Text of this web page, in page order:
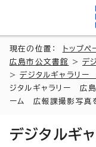
現在の位置： トップペ
広島市公文書館
>デ
>デジタルギャラリ
ジタルギャラリー 広
ーム 広報課撮影写真
デジタルギ